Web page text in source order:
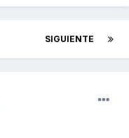
SIGUIENTE